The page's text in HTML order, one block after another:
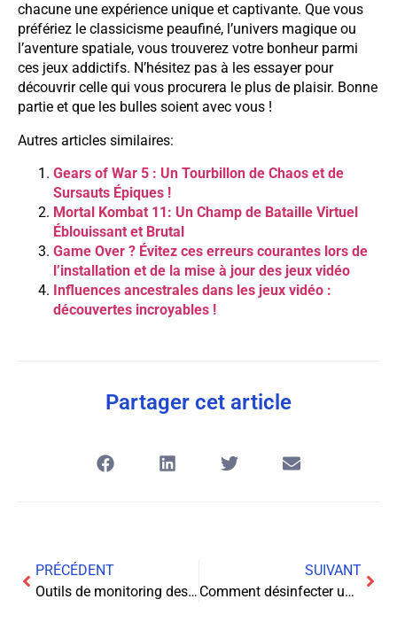
chacune une expérience unique et captivante. Que vous
préfériez le classicisme peaufiné, l’univers magique ou
l’aventure spatiale, vous trouverez votre bonheur parmi
ces jeux addictifs. N’hésitez pas à les essayer pour
découvrir celle qui vous procurera le plus de plaisir. Bonne
partie et que les bulles soient avec vous !
Autres articles similaires:
Gears of War 5 : Un Tourbillon de Chaos et de
Sursauts Épiques !
Mortal Kombat 11: Un Champ de Bataille Virtuel
Éblouissant et Brutal
Game Over ? Évitez ces erreurs courantes lors de
l’installation et de la mise à jour des jeux vidéo
Influences ancestrales dans les jeux vidéo :
découvertes incroyables !
Partager cet article
PRÉCÉDENT
Outils de monitoring des performances d’un site web : guide complet
SUIVANT
Comment désinfecter un ordinateur infecté par un virus ?